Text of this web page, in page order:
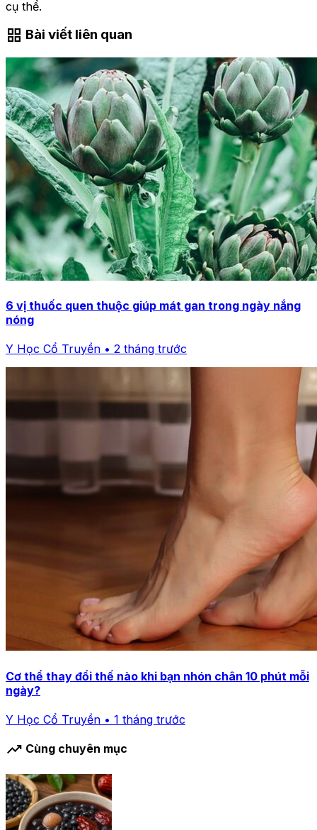
cụ thể.
grid_view Bài viết liên quan
6 vị thuốc quen thuộc giúp mát gan trong ngày nắng
nóng
Y Học Cổ Truyền • 2 tháng trước
Cơ thể thay đổi thế nào khi bạn nhón chân 10 phút mỗi
ngày?
Y Học Cổ Truyền • 1 tháng trước
trending_up Cùng chuyên mục